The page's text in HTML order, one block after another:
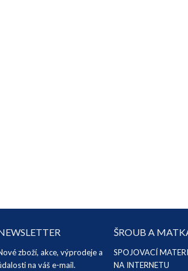
zboží, akce, výprodeje a
na váš e-mail.
ŠROUB A
SPOJOVACÍ
NA INTERNETU